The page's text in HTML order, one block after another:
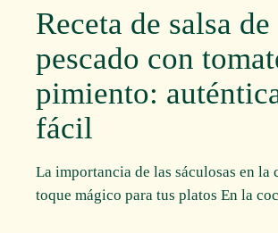
Receta de salsa de
pescado con
pimiento:
fácil
La importancia de las sáculosas en la
toque mágico para tus platos En la